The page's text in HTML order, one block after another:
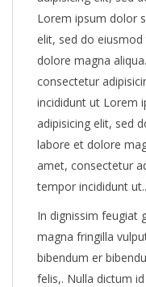
Lorem ipsum dolor
elit, sed do
dolore magna
consectetur
incididunt ut Lorem
adipisicing elit, sed
labore et dolore
amet, consectetur
tempor incididunt ut..
In dignissim feugiat
magna fringilla
bibendum er
felis,. Nulla dictum